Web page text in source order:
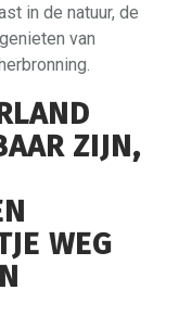
in de natuur, de
van
ZIJN,
WEG